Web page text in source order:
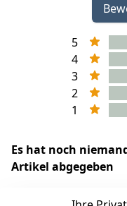
5
4
3
2
1
Es hat noch
Artikel abgegeben